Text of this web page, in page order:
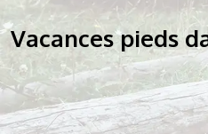
Vacances pieds